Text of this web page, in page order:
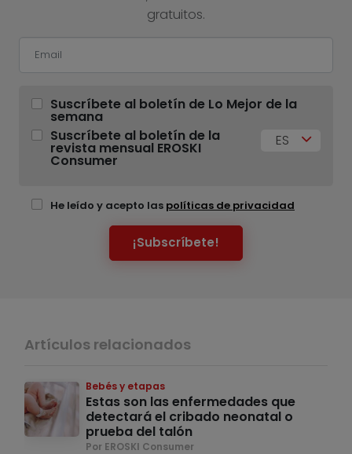
gratuitos.
Suscríbete al boletín de Lo Mejor de la
semana
Suscríbete al boletín de la
revista mensual EROSKI
Consumer
ES
He leído y acepto las políticas de privacidad
¡Subscríbete!
Artículos relacionados
Bebés y etapas
Estas son las enfermedades que
detectará el cribado neonatal o
prueba del talón
Por EROSKI Consumer